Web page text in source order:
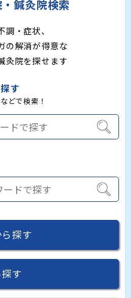
鍼灸院検索
・症状、
の解消が得意な
灸院を探せます
す
どで検索！
探す
探す